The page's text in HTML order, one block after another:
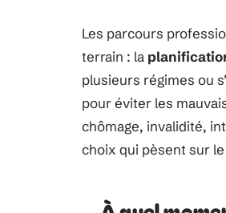
Les parcours
terrain : la
plusieurs régimes ou
pour éviter les
chômage, invalidité,
choix qui pèsent sur